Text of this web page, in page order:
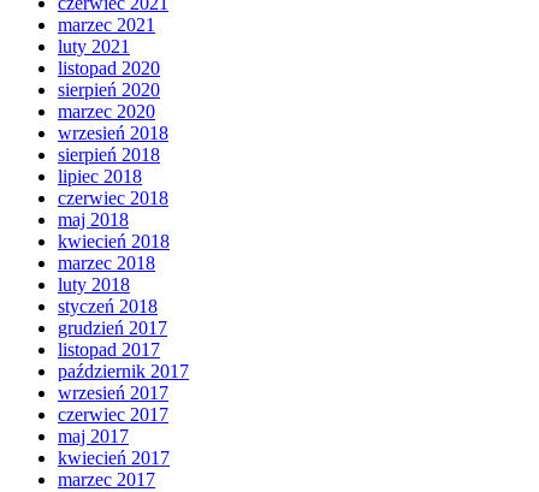
marzec 2021
luty 2021
listopad 2020
sierpień 2020
marzec 2020
wrzesień 2018
sierpień 2018
lipiec 2018
czerwiec 2018
maj 2018
kwiecień 2018
marzec 2018
luty 2018
styczeń 2018
grudzień 2017
listopad 2017
październik 2017
wrzesień 2017
czerwiec 2017
maj 2017
kwiecień 2017
marzec 2017